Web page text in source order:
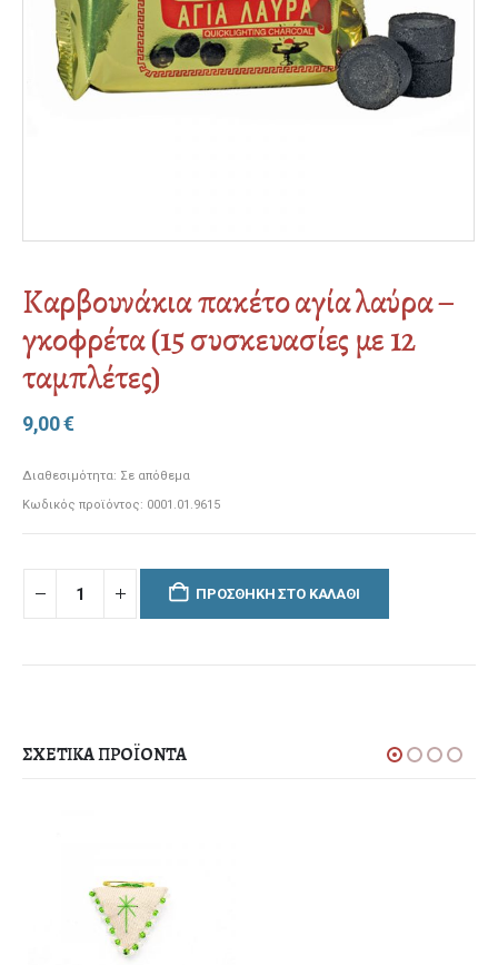
Καρβουνάκια πακέτο αγία λαύρα –
γκοφρέτα (15 συσκευασίες με 12
ταμπλέτες)
9,00€
Διαθεσιμότητα: Σε απόθεμα
Κωδικός προϊόντος: 0001.01.9615
ΠΡΟΣΘΉΚΗ ΣΤΟ ΚΑΛΆΘΙ
ΣΧΕΤΙΚΆ ΠΡΟΪΌΝΤΑ